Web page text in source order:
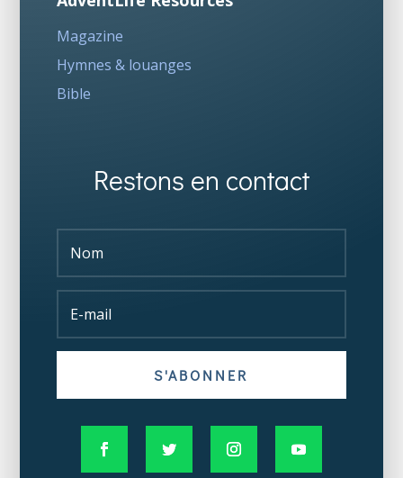
Magazine
Hymnes & louanges
Bible
Restons en contact
S'ABONNER